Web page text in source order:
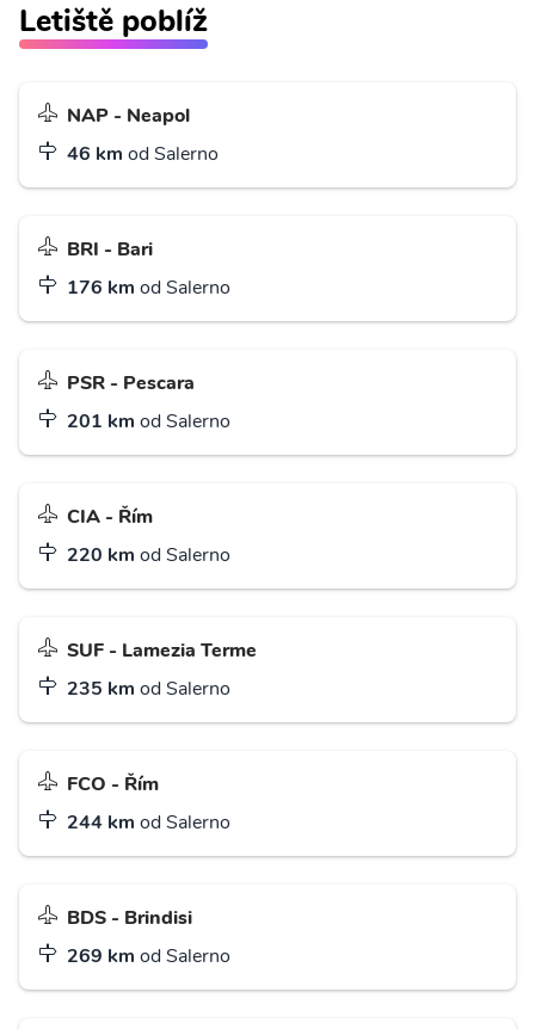
Letiště poblíž
NAP - Neapol
46 km od Salerno
BRI - Bari
176 km od Salerno
PSR - Pescara
201 km od Salerno
CIA - Řím
220 km od Salerno
SUF - Lamezia Terme
235 km od Salerno
FCO - Řím
244 km od Salerno
BDS - Brindisi
269 km od Salerno